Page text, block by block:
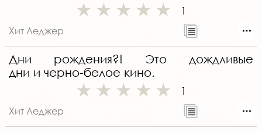
1
Хит Леджер
Дни рождения?! Это дождливые
дни и черно-белое кино.
1
Хит Леджер